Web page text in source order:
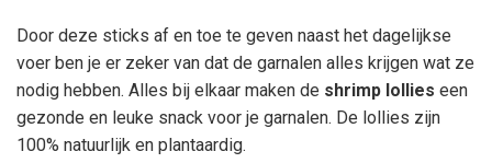
Door deze sticks af en toe te geven naast het dagelijkse
voer ben je er zeker van dat de garnalen alles krijgen wat ze
nodig hebben. Alles bij elkaar maken de shrimp lollies een
gezonde en leuke snack voor je garnalen. De lollies zijn
100% natuurlijk en plantaardig.